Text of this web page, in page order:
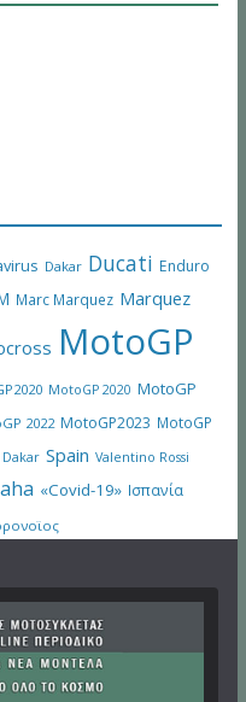
Dakar Ducati Enduro
Marc Marquez Marquez
MotoGP
MotoGP 2020 MotoGP
2022 MotoGP2023 MotoGP
Dakar Spain Valentino Rossi
«Covid-19» Ισπανία